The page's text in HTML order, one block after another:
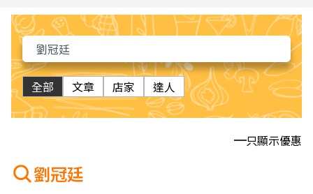
全部 文章 店家 達人
只顯示優惠
劉冠廷